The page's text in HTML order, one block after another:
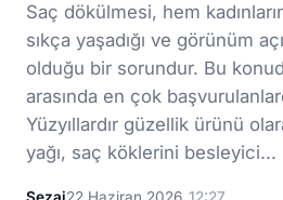
Saç dökülmesi, hem
sıkça yaşadığı ve görünüm
olduğu bir sorundur. Bu
arasında en çok
Yüzyıllardır güzellik ürünü
yağı, saç köklerini besleyici...